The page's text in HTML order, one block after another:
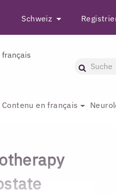
Schweiz
français
Contenu en français